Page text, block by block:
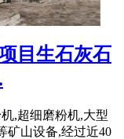
目生石灰石
,超细磨粉机,大型
矿山设备,经过近40